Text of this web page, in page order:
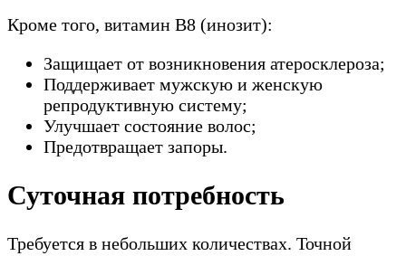
Кроме того, витамин В8 (инозит):
Защищает от возникновения атеросклероза;
Поддерживает мужскую и женскую
репродуктивную систему;
Улучшает состояние волос;
Предотвращает запоры.
Суточная потребность
Требуется в небольших количествах. Точной